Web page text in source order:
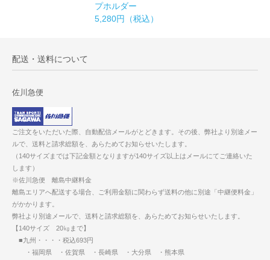
プホルダー
5,280円（税込）
配送・送料について
佐川急便
ご注文をいただいた際、自動配信メールがとどきます。その後、弊社より別途メー
ルで、送料と請求総額を、あらためてお知らせいたします。
（140サイズまでは下記金額となりますが140サイズ以上はメールにてご連絡いた
します）
※佐川急便 離島中継料金
離島エリアへ配送する場合、ご利用金額に関わらず送料の他に別途「中継便料金」
がかかります。
弊社より別途メールで、送料と請求総額を、あらためてお知らせいたします。
【140サイズ 20㎏まで】
■九州・・・・税込693円
・福岡県 ・佐賀県 ・長崎県 ・大分県 ・熊本県